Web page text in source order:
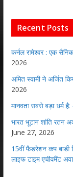
Recent Posts
कर्नल रामेश्वर : एक
2026
अमित स्वामी ने अर्जित
2026
मानवता सबसे बड़ा धर्म है:
भारत भूटान शांति रतन
June 27, 2026
15वीं फैडरेशन कप बाडी
लाइफ टाइम एचीवमैंट